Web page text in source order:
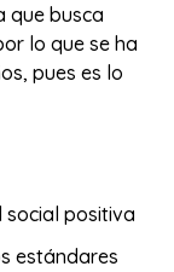
que busca
lo que se ha
pues es lo
social positiva
estándares